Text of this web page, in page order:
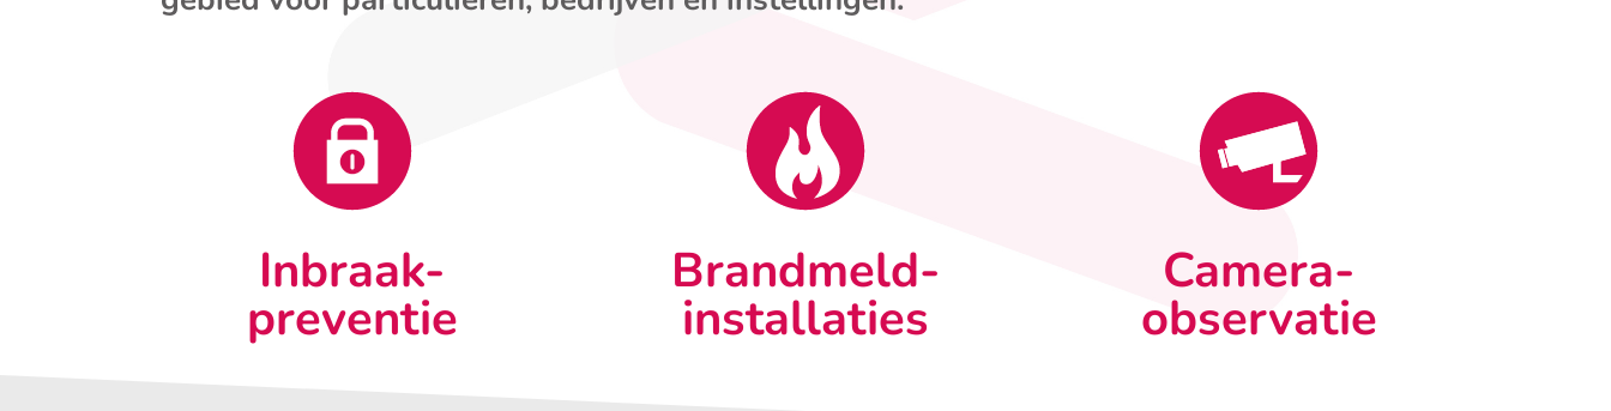
Inbraak-
preventie
Brandmeld-
installaties
Camera-
observatie